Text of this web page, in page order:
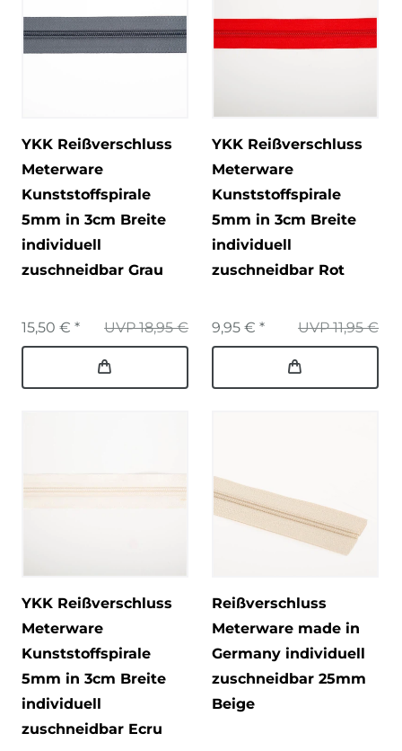
YKK Reißverschluss
Meterware
Kunststoffspirale
5mm in 3cm Breite
individuell
zuschneidbar Grau
UVP 18,95 €
15,50 € *
YKK Reißverschluss
Meterware
Kunststoffspirale
5mm in 3cm Breite
individuell
zuschneidbar Rot
UVP 11,95 €
9,95 € *
YKK Reißverschluss
Meterware
Kunststoffspirale
5mm in 3cm Breite
individuell
zuschneidbar Ecru
Reißverschluss
Meterware made in
Germany individuell
zuschneidbar 25mm
Beige